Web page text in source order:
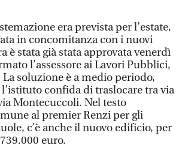
era prevista per l’estate,
in concomitanza con i nuovi
è stata già stata approvata venerdì
l’assessore ai Lavori Pubblici,
soluzione è a medio periodo,
confida di traslocare tra via
Montecuccoli. Nel testo
al premier Renzi per gli
c’è anche il nuovo edificio, per
euro.